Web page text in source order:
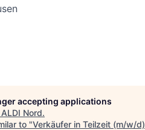
accepting applications
ALDI Nord.
to "Verkäufer in Teilzeit (m/w/d)